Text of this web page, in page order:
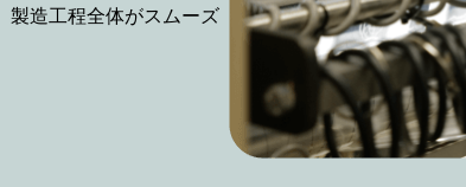
製造工程全体がスムーズ